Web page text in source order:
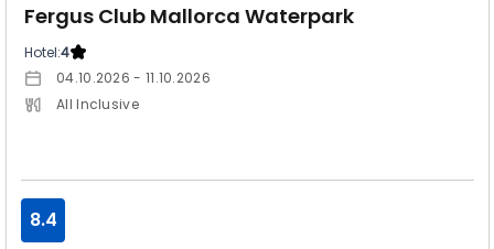
Fergus Club Mallorca Waterpark
Hotel:4
04.10.2026 - 11.10.2026
All Inclusive
8.4